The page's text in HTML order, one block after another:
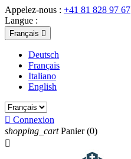
Appelez-nous : +41 81 828 97 67
Langue :
Français 
Deutsch
Français
Italiano
English
 Connexion
shopping_cart Panier (0)
